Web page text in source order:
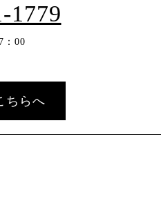
1779
：00
ちらへ